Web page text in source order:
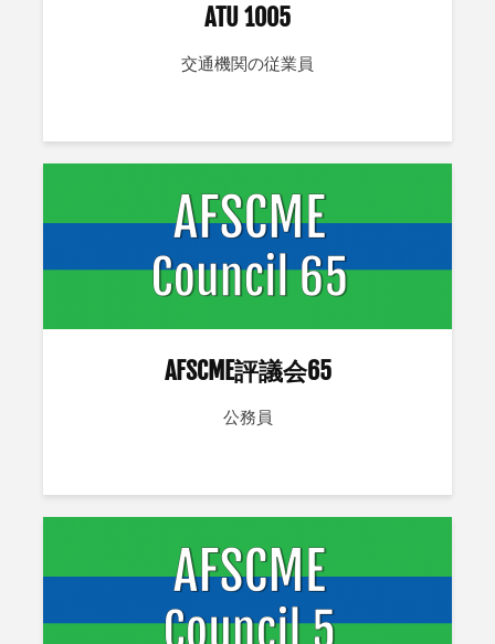
ATU 1005
交通機関の従業員
AFSCME評議会65
公務員